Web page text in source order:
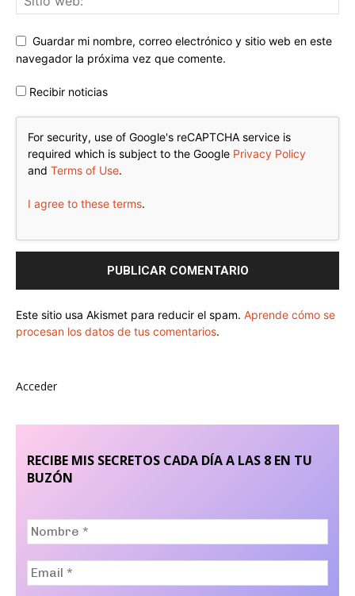
Guardar mi nombre, correo electrónico y sitio web en este
navegador la próxima vez que comente.
Recibir noticias
For security, use of Google's reCAPTCHA service is
required which is subject to the Google Privacy Policy
and Terms of Use.
I agree to these terms.
Este sitio usa Akismet para reducir el spam. Aprende cómo se
procesan los datos de tus comentarios.
Acceder
RECIBE MIS SECRETOS CADA DÍA A LAS 8 EN TU
BUZÓN
Nombre
Email